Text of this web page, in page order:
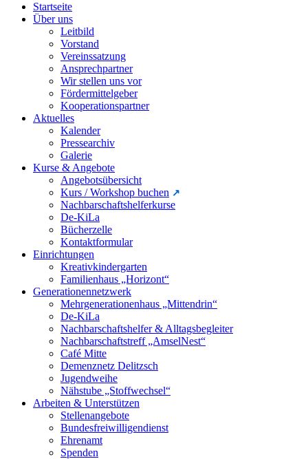
Startseite
Über uns
Leitbild
Vorstand
Vereinssatzung
Ansprechpartner
Wir stellen uns vor
Fördermittelgeber
Kooperationspartner
Aktuelles
Kalender
Pressearchiv
Galerie
Kurse & Angebote
Angebotsübersicht
Kurs / Workshop buchen
Nachbarschaftshelferkurse
De-KiLa
Bücherzelle
Kontaktformular
Einrichtungen
Kreativkindergarten
Familienhaus „Horizont“
Generationennetzwerk
Mehrgenerationenhaus „Mittendrin“
De-KiLa
Nachbarschaftshelfer & Alltagsbegleiter
Nachbarschaftstreff „AmselNest“
Café Mitte
Demenznetz Delitzsch
Jugendweihe
Nähstube „Stoffwechsel“
Arbeiten & Unterstützen
Stellenangebote
Bundesfreiwilligendienst
Ehrenamt
Spenden